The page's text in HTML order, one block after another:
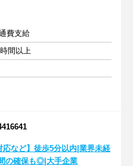
費支給
間以上
応など】徒歩5分以内|業界未経
の確保も◎|大手企業